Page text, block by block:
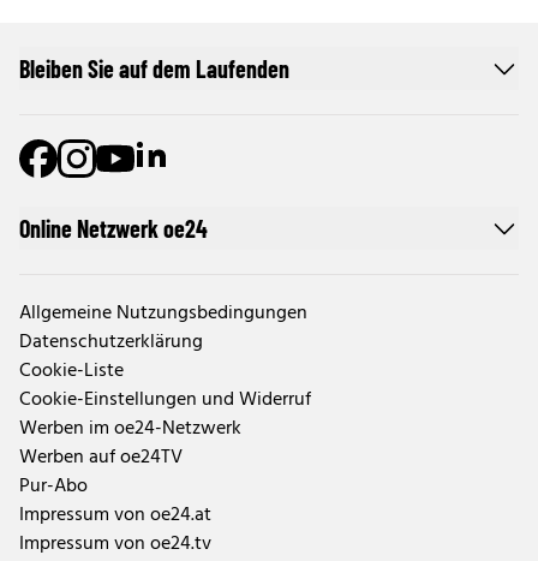
Online Netzwerk oe24
Allgemeine Nutzungsbedingungen
Datenschutzerklärung
Cookie-Liste
Cookie-Einstellungen und Widerruf
Werben im oe24-Netzwerk
Werben auf oe24TV
Pur-Abo
Impressum von oe24.at
Impressum von oe24.tv
Bleiben Sie auf dem Laufenden